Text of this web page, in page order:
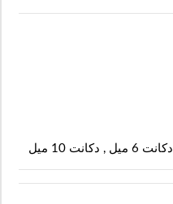
دکانت 6 میل , دکانت 10 میل